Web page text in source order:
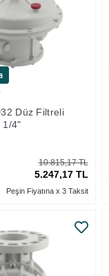
Düz Filtreli
1/4"
10.815,17 TL
5.247,17 TL
Peşin Fiyatına x 3 Taksit